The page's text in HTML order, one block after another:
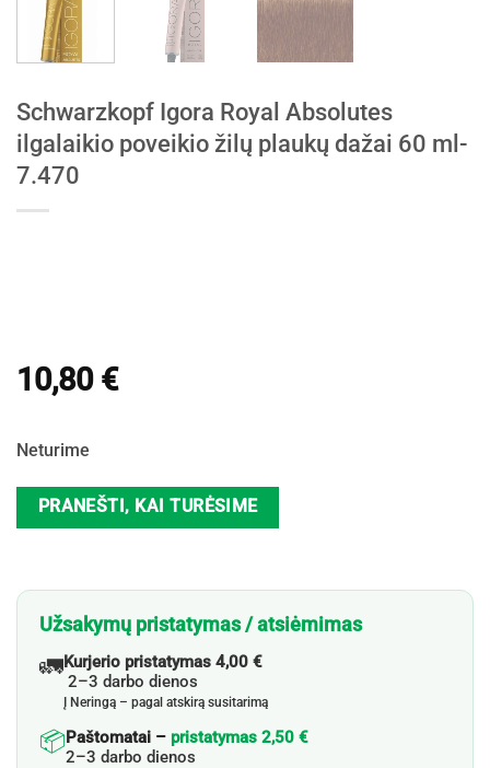
Schwarzkopf Igora Royal Absolutes
ilgalaikio poveikio žilų plaukų dažai 60 ml-
7.470
10,80 €
Neturime
PRANEŠTI, KAI TURĖSIME
Užsakymų pristatymas / atsiėmimas
🚛Kurjerio pristatymas 4,00 €
2–3 darbo dienos
Į Neringą – pagal atskirą susitarimą
📦Paštomatai – pristatymas 2,50 €
2–3 darbo dienos